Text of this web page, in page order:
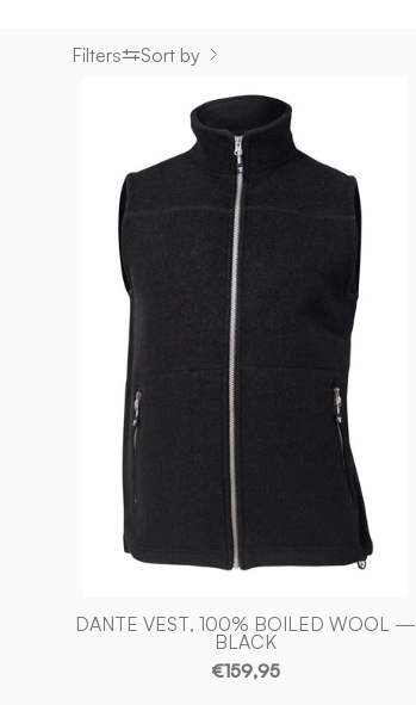
Filters Sort by
DANTE
VEST,
100%
FILTAD
ULL
DANTE VEST, 100% BOILED WOOL —
BLACK
€159,95